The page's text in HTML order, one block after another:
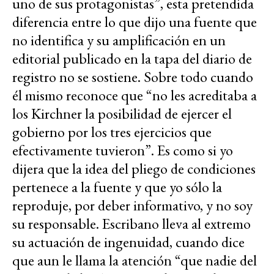
diferencia entre lo que dijo una fuente que
no identifica y su amplificación en un
editorial publicado en la tapa del diario de
registro no se sostiene. Sobre todo cuando
él mismo reconoce que “no les acreditaba a
los Kirchner la posibilidad de ejercer el
gobierno por los tres ejercicios que
efectivamente tuvieron”. Es como si yo
dijera que la idea del pliego de condiciones
pertenece a la fuente y que yo sólo la
reproduje, por deber informativo, y no soy
su responsable. Escribano lleva al extremo
su actuación de ingenuidad, cuando dice
que aun le llama la atención “que nadie del